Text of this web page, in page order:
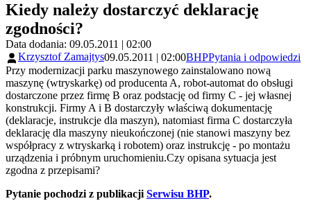
Kiedy należy dostarczyć deklarację
zgodności?
Data dodania: 09.05.2011 | 02:00
Krzysztof Zamajtys09.05.2011 | 02:00BHPPytania i odpowiedzi
Przy modernizacji parku maszynowego zainstalowano nową
maszynę (wtryskarkę) od producenta A, robot-automat do obsługi
dostarczone przez firmę B oraz podstację od firmy C - jej własnej
konstrukcji. Firmy A i B dostarczyły właściwą dokumentację
(deklaracje, instrukcje dla maszyn), natomiast firma C dostarczyła
deklarację dla maszyny nieukończonej (nie stanowi maszyny bez
współpracy z wtryskarką i robotem) oraz instrukcję - po montażu
urządzenia i próbnym uruchomieniu.Czy opisana sytuacja jest
zgodna z przepisami?
Pytanie pochodzi z publikacji Serwisu BHP.